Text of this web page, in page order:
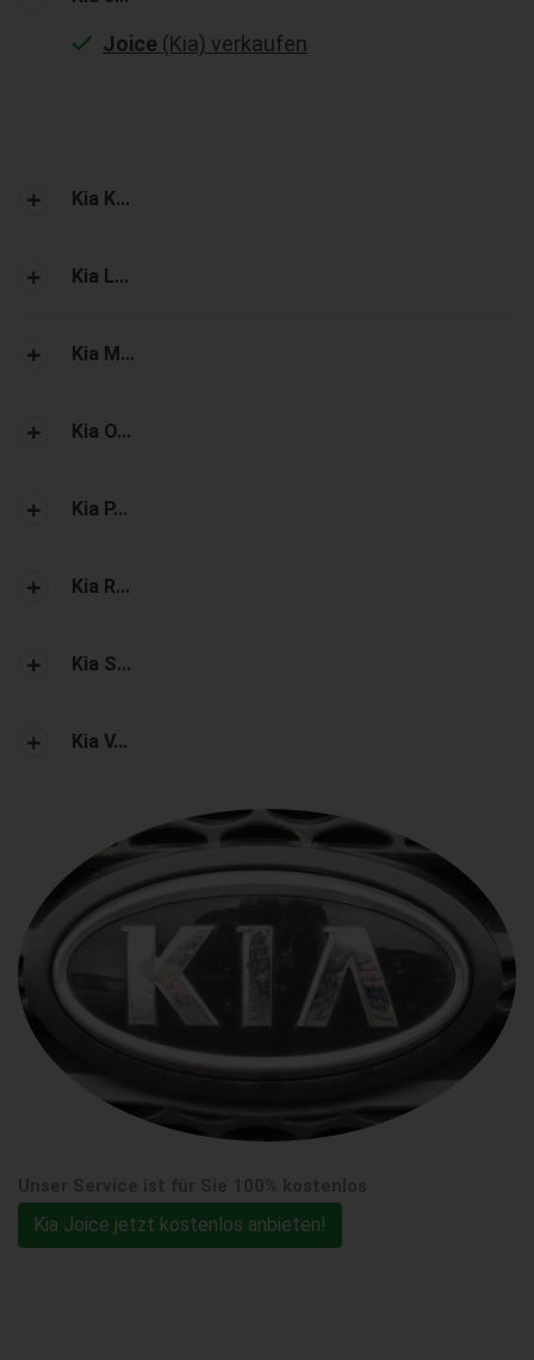
Joice (Kia) verkaufen
Kia K...
Kia L...
Kia M...
Kia O...
Kia P...
Kia R...
Kia S...
Kia V...
Kia Joice jetzt kostenlos anbieten!